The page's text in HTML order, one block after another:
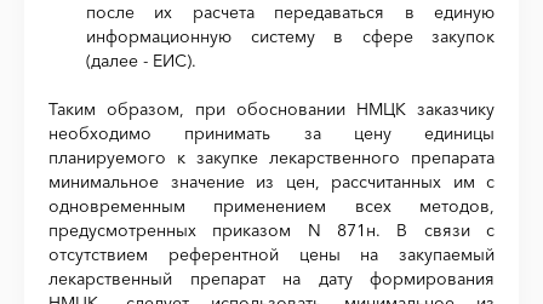
после их расчета передаваться в единую
информационную систему в сфере закупок
(далее - ЕИС).
Таким образом, при обосновании НМЦК заказчику
необходимо принимать за цену единицы
планируемого к закупке лекарственного препарата
минимальное значение из цен, рассчитанных им с
одновременным применением всех методов,
предусмотренных приказом N 871н. В связи с
отсутствием референтной цены на закупаемый
лекарственный препарат на дату формирования